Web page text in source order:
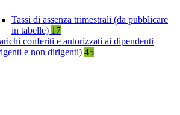
Tassi di assenza trimestrali (da pubblicare
in tabelle) 17
conferiti e autorizzati ai dipendenti
e non dirigenti) 45